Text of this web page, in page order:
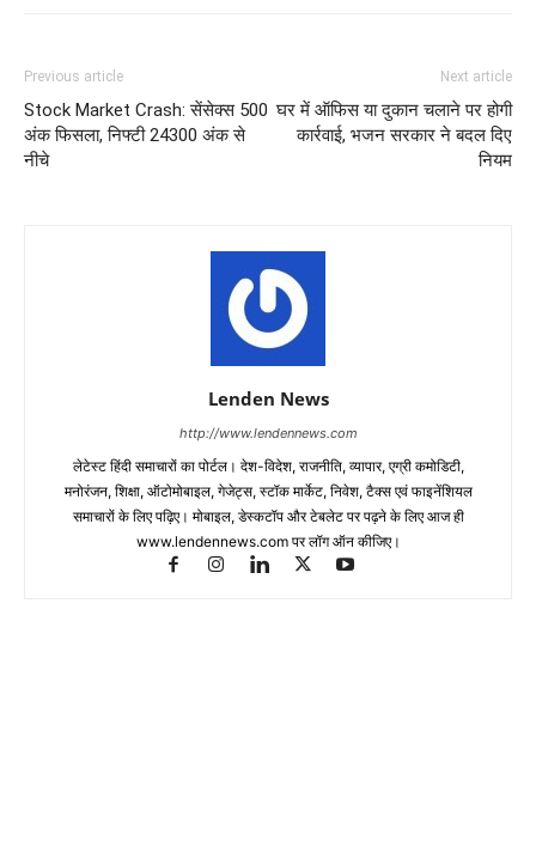
Previous article
Stock Market Crash: सेंसेक्स 500
अंक फिसला, निफ्टी 24300 अंक से
नीचे
Next article
घर में ऑफिस या दुकान चलाने पर होगी
कार्रवाई, भजन सरकार ने बदल दिए
नियम
Lenden News
http://www.lendennews.com
लेटेस्ट हिंदी समाचारों का पोर्टल। देश-विदेश, राजनीति, व्यापार, एग्री कमोडिटी,
मनोरंजन, शिक्षा, ऑटोमोबाइल, गेजेट्स, स्टॉक मार्केट, निवेश, टैक्स एवं फाइनेंशियल
समाचारों के लिए पढ़िए। मोबाइल, डेस्कटॉप और टेबलेट पर पढ़ने के लिए आज ही
www.lendennews.com पर लॉग ऑन कीजिए।